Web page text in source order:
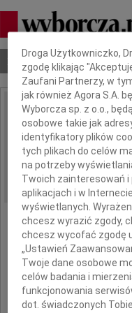
Nekrologi Odeszli
IMIĘ I NAZWISKO:
REGION: cała
DATA EMISJI:
Z
Dbamy o Twoją
Droga Użytkowniczko,
zgodę klikając
Zaufani Partnerzy, w
jak również Agora S.A.
Wyborcza sp. z o.o.,
osobowe takie jak
identyfikatory plików
tych plikach do celów
na potrzeby
Twoich zainteresowań
aplikacjach i w
wyświetlanych.
chcesz wyrazić zgody,
chcesz wycofać zgodę
„Ustawień
Twoje dane osobowe
celów badania i
funkcjonowania
dot. świadczonych